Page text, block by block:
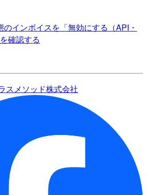
インボイスを「無効にする（API・
確認する
スメソッド株式会社